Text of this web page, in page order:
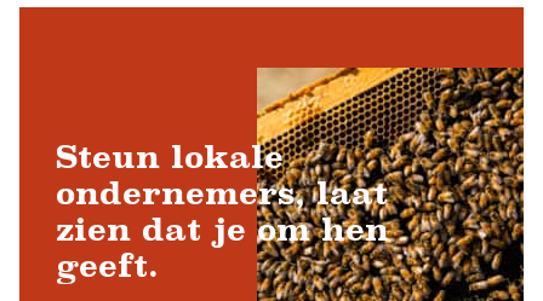
Steun lokale
ondernemers, laat
zien dat je om hen
geeft.